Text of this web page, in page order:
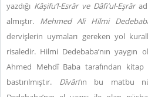
yazdığı Kâşifu’l-Esrâr ve Dâfi’ul-Eşrâr
almıştır. Mehmed Ali Hilmi
dervişlerin uymaları gereken yol
risaledir. Hilmi Dedebaba’nın yaygın
Ahmed Mehdî Baba tarafından kitap
bastırılmıştır. Dîvân’ın bu matbu